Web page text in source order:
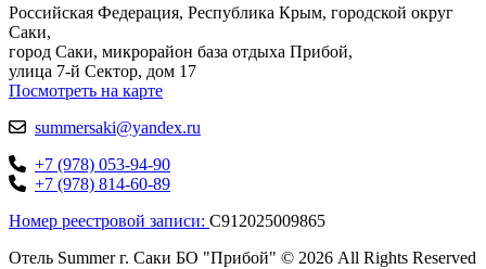
Российская Федерация, Республика Крым, городской округ
Саки,
город Саки, микрорайон база отдыха Прибой,
улица 7-й Сектор, дом 17
Посмотреть на карте
summersaki@yandex.ru
+7 (978) 053-94-90
+7 (978) 814-60-89
Номер реестровой записи: С912025009865
Отель Summer г. Саки БО "Прибой" © 2026 All Rights Reserved